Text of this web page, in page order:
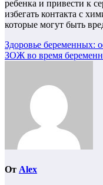
ребенка и привести к
избегать контакта с
которые могут быть
Навигация
по
Здоровье беременных:
ЗОЖ во время
От Alex